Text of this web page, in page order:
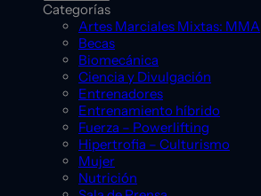
Categorías
Artes Marciales Mixtas: MMA
Becas
Biomecánica
Ciencia y Divulgación
Entrenadores
Entrenamiento híbrido
Fuerza – Powerlifting
Hipertrofia – Culturismo
Mujer
Nutrición